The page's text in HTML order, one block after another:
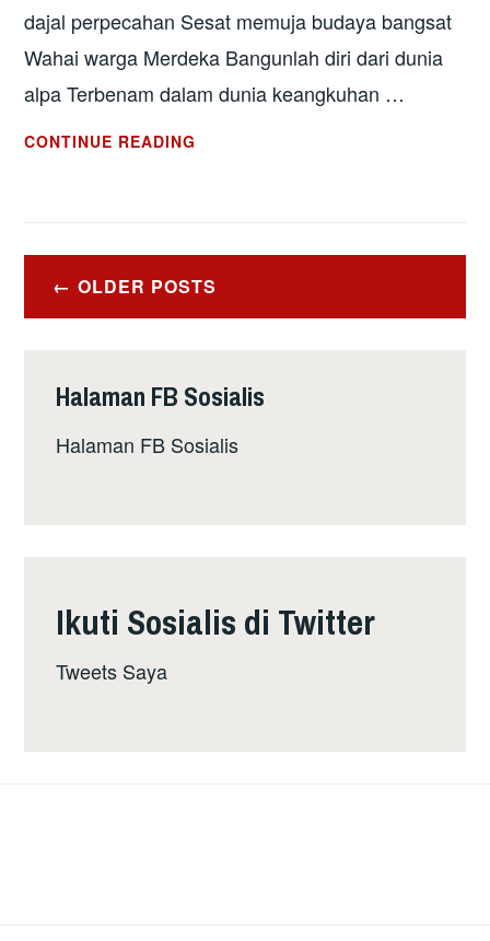
dajal perpecahan Sesat memuja budaya bangsat
Wahai warga Merdeka Bangunlah diri dari dunia
alpa Terbenam dalam dunia keangkuhan …
CONTINUE READING
Posts
navigation
OLDER POSTS
Halaman FB Sosialis
Halaman FB Sosialis
Ikuti Sosialis di Twitter
Tweets Saya